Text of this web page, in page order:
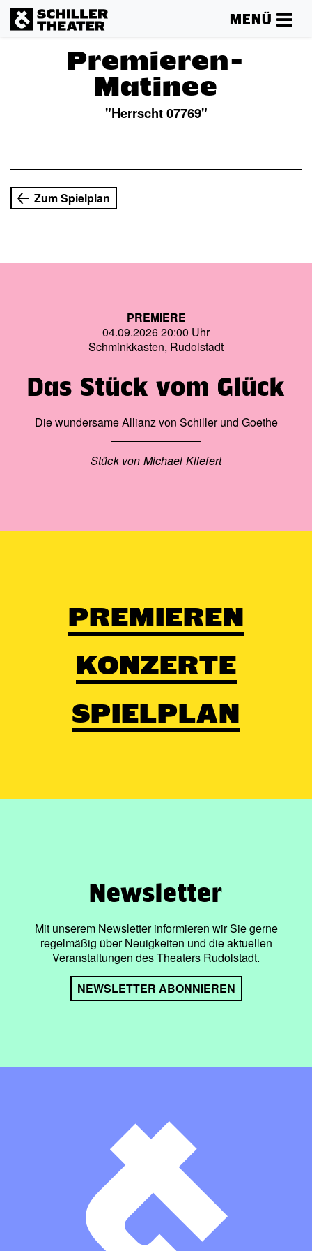
MENÜ
Premieren-
Matinee
"Herrscht 07769"
Zum Spielplan
PREMIERE
04.09.2026 20:00 Uhr
Schminkkasten, Rudolstadt
Das Stück vom Glück
Die wundersame Allianz von Schiller und Goethe
Stück von Michael Kliefert
PREMIEREN
KONZERTE
SPIELPLAN
Newsletter
Mit unserem Newsletter informieren wir Sie gerne
regelmäßig über Neuigkeiten und die aktuellen
Veranstaltungen des Theaters Rudolstadt.
NEWSLETTER ABONNIEREN